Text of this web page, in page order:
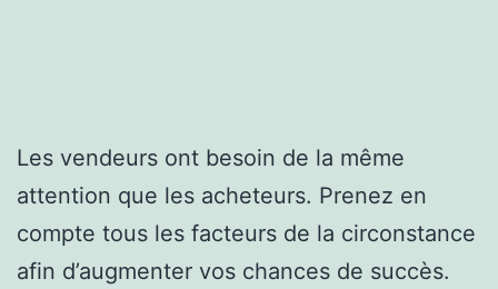
Les vendeurs ont besoin de la même
attention que les acheteurs. Prenez en
compte tous les facteurs de la circonstance
afin d’augmenter vos chances de succès.